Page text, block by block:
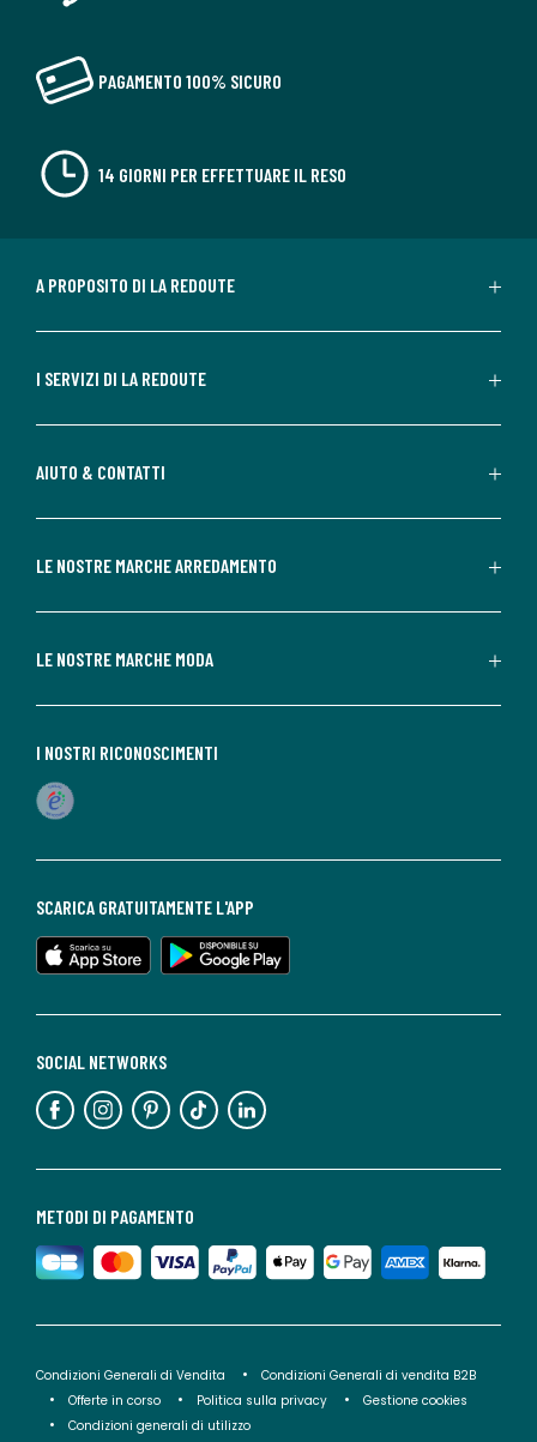
PAGAMENTO 100% SICURO
14 GIORNI PER EFFETTUARE IL RESO
A PROPOSITO DI LA REDOUTE
I SERVIZI DI LA REDOUTE
AIUTO & CONTATTI
LE NOSTRE MARCHE ARREDAMENTO
LE NOSTRE MARCHE MODA
METODI DI PAGAMENTO
SOCIAL NETWORKS
SCARICA GRATUITAMENTE L'APP
I NOSTRI RICONOSCIMENTI
Condizioni Generali di Vendita
Condizioni Generali di vendita B2B
Offerte in corso
Politica sulla privacy
Gestione cookies
Condizioni generali di utilizzo